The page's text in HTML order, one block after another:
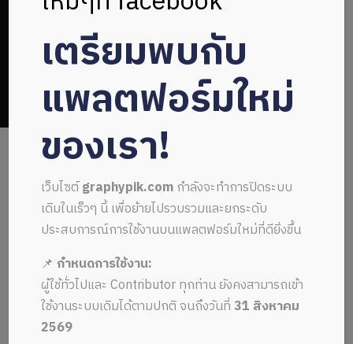
ปรับแต่งรูปภาพ
ALL MUSIC FROM ปรับแต่งรูปภาพ
เตรียมพบกับ
แพลตฟอร์มใหม่
ของเรา!
เว็บไซต์graphypik.comกำลังจะทำการปิดระบบ
เดิมในเร็วๆ นี้ เพื่อย้ายไปรวบรวมและยกระดับ
ประสบการณ์การใช้งานบนแพลตฟอร์มใหม่ที่ดียิ่งขึ้น
📌กำหนดการใช้งาน:
ผู้ใช้ทั่วไปและ Contributor ทุกท่าน ยังคงสามารถเข้า
ใช้งานระบบเดิมได้ตามปกติ จนถึงวันที่ 31 สิงหาคม
2569